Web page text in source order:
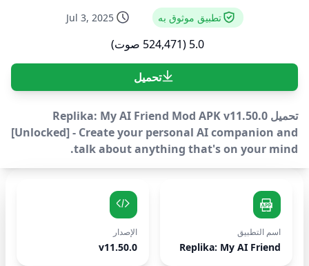
تطبيق موثوق به Jul 3, 2025
5.0 (524,471 صوت)
تحميل
تحميل Replika: My AI Friend Mod APK v11.50.0
[Unlocked] - Create your personal AI companion and
talk about anything that's on your mind.
اسم التطبيق
Replika: My AI Friend
الإصدار
v11.50.0